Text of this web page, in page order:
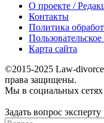
О проекте /
Контакты
Политика
Карта сайта
©2015-2025 Law-
права защищены.
Мы в социальных сетях
Задать вопрос эксперту